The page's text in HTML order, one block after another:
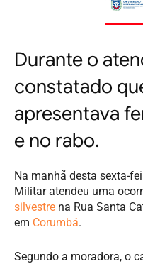
Durante o
constatado
apresentava
e no rabo.
Na manhã desta sexta-
Militar atendeu uma
silvestre na Rua Santa
em Corumbá.
Segundo a moradora, o